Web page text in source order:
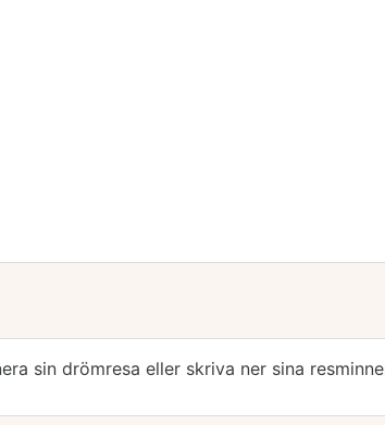
sin drömresa eller skriva ner sina